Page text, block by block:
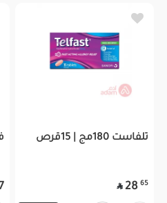
تلفاست 180مج | 15قرص
65
28
